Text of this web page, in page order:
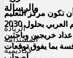
تكون مركز التعليم
خريجين وباحثين
بما يفوق توقعات
والرسالة
الريادة
المستدامة
لأكاديمية